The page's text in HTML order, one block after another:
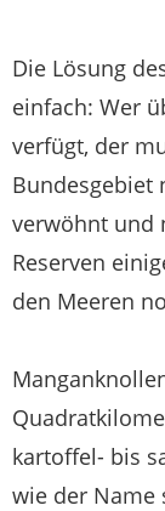
Die Lösung
einfach: Wer
verfügt, der
Bundesgebiet
verwöhnt und
Reserven
den Meeren
kartoffel- bis
wie der Name